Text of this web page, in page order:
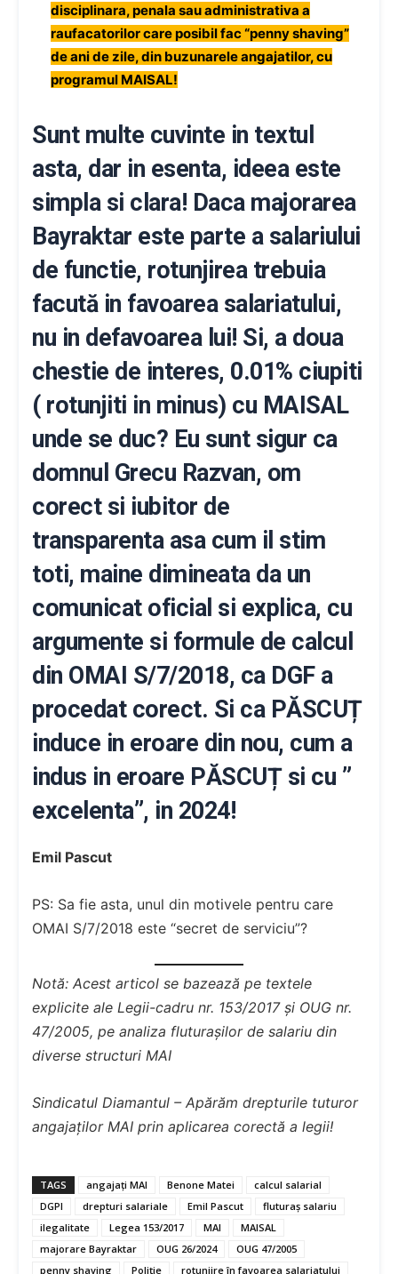
disciplinara, penala sau administrativa a
raufacatorilor care posibil fac “penny shaving”
de ani de zile, din buzunarele angajatilor, cu
programul MAISAL!
Sunt multe cuvinte in textul
asta, dar in esenta, ideea este
simpla si clara! Daca majorarea
Bayraktar este parte a salariului
de functie, rotunjirea trebuia
facută in favoarea salariatului,
nu in defavoarea lui! Si, a doua
chestie de interes, 0.01% ciupiti
( rotunjiti in minus) cu MAISAL
unde se duc? Eu sunt sigur ca
domnul Grecu Razvan, om
corect si iubitor de
transparenta asa cum il stim
toti, maine dimineata da un
comunicat oficial si explica, cu
argumente si formule de calcul
din OMAI S/7/2018, ca DGF a
procedat corect. Si ca PĂSCUȚ
induce in eroare din nou, cum a
indus in eroare PĂSCUȚ si cu ”
excelenta”, in 2024!
Emil Pascut
PS: Sa fie asta, unul din motivele pentru care
OMAI S/7/2018 este “secret de serviciu”?
Notă: Acest articol se bazează pe textele
explicite ale Legii-cadru nr. 153/2017 și OUG nr.
47/2005, pe analiza fluturașilor de salariu din
diverse structuri MAI
Sindicatul Diamantul – Apărăm drepturile tuturor
angajaților MAI prin aplicarea corectă a legii!
TAGS angajați MAI Benone Matei
calcul salarial
DGPI
drepturi salariale Emil Pascut
fluturaș salariu
ilegalitate
Legea 153/2017 MAI
MAISAL
majorare Bayraktar
OUG 26/2024
OUG 47/2005
penny shaving
Poliție rotunjire în favoarea salariatului